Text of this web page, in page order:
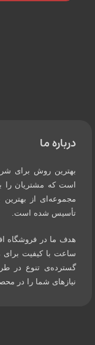
درباره ما
بهترین روش برای
است که مشتریان
مجموعه‌ای از
تأسیس شده است.
هدف ما در فروشگاه
ساعت با کیفیت برای
گسترده‌ی تنوع در
نیازهای شما را در